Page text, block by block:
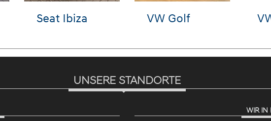
VW up! Hyundai i10
UNSERE STANDORTE
WIR IN